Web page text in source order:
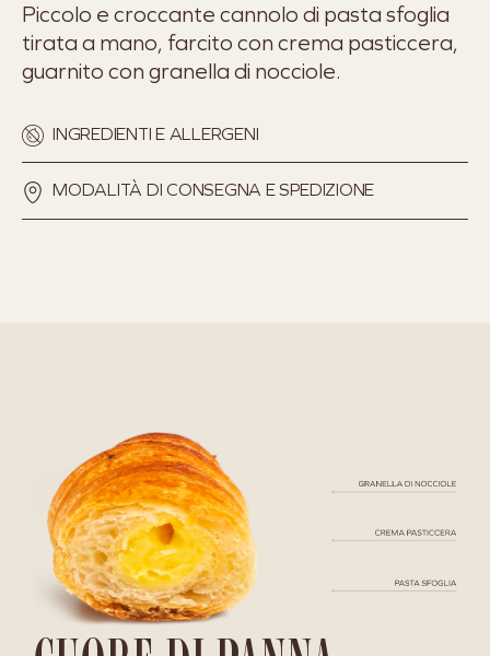
Piccolo e croccante cannolo di pasta sfoglia
tirata a mano, farcito con crema pasticcera,
guarnito con granella di nocciole.
INGREDIENTI E ALLERGENI
MODALITÀ DI CONSEGNA E SPEDIZIONE